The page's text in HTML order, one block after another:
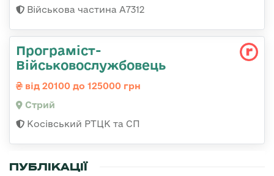
Військова частина А7312
Програміст-
Військовослужбовець
від 20100 до 125000 грн
Стрий
Косівський РТЦК та СП
ПУБЛІКАЦІЇ